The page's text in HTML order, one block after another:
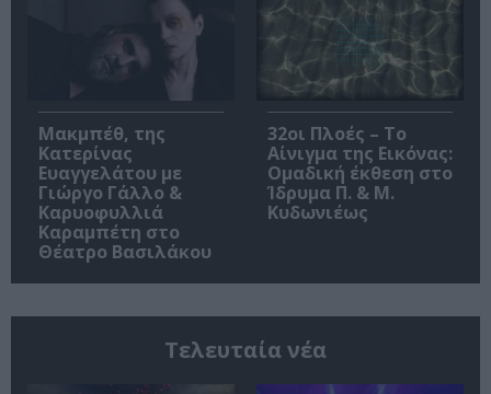
Μακμπέθ, της
Κατερίνας
Ευαγγελάτου με
Γιώργο Γάλλο &
Καρυοφυλλιά
Καραμπέτη στο
Θέατρο Βασιλάκου
32οι Πλοές – Το
Αίνιγμα της Εικόνας:
Ομαδική έκθεση στο
Ίδρυμα Π. & Μ.
Κυδωνιέως
Τελευταία νέα